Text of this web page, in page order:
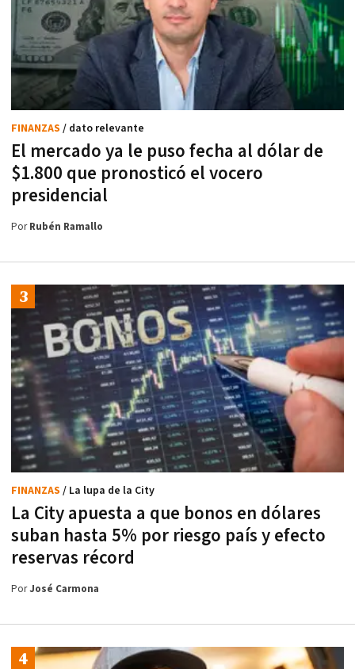
El mercado ya le puso fecha al dólar de
$1.800 que pronosticó el vocero
presidencial
FINANZAS / dato relevante
PorRubén Ramallo
La City apuesta a que bonos en dólares
suban hasta 5% por riesgo país y efecto
reservas récord
FINANZAS / La lupa de la City
PorJosé Carmona